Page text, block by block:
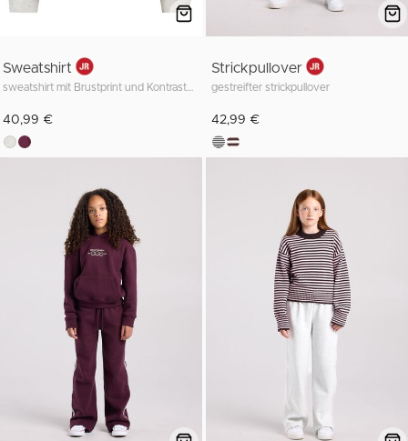
Sweatshirt
40,99 €
Strickpullover
gestreifter strickpullover
42,99 €